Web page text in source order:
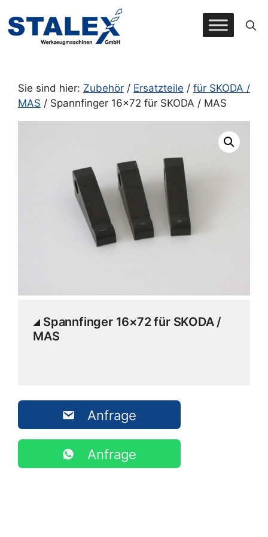
Inhalt
springen
Sie sind hier: Zubehör / Ersatzteile / für SKODA /
MAS / Spannfinger 16×72 für SKODA / MAS
Spannfinger 16×72 für SKODA /
MAS
Anfrage
Anfrage